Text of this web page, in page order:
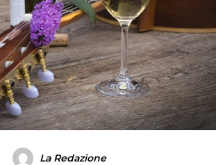
La Redazione